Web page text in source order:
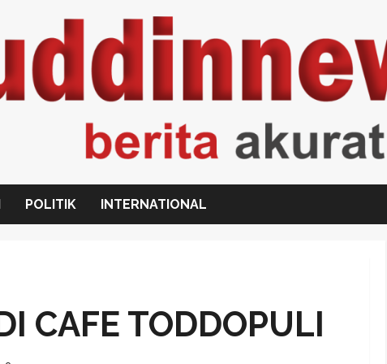
POLITIK INTERNATIONAL
CAFE TODDOPULI